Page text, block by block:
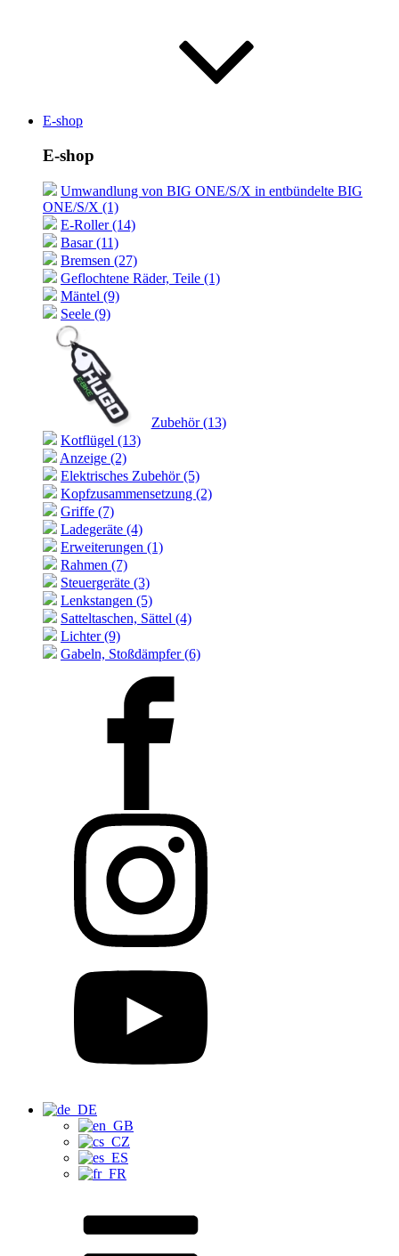
E-shop
E-shop
Umwandlung von BIG ONE/S/X in entbündelte BIG
ONE/S/X (1)
E-Roller (14)
Basar (11)
Bremsen (27)
Geflochtene Räder, Teile (1)
Mäntel (9)
Seele (9)
Zubehör (13)
Kotflügel (13)
Anzeige (2)
Elektrisches Zubehör (5)
Kopfzusammensetzung (2)
Griffe (7)
Ladegeräte (4)
Erweiterungen (1)
Rahmen (7)
Steuergeräte (3)
Lenkstangen (5)
Satteltaschen, Sättel (4)
Lichter (9)
Gabeln, Stoßdämpfer (6)